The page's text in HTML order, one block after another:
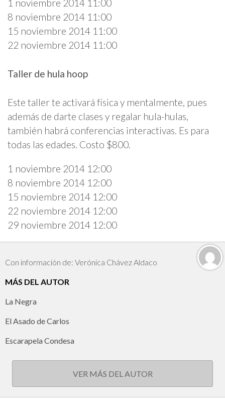
1 noviembre 2014 11:00
8 noviembre 2014 11:00
15 noviembre 2014 11:00
22 noviembre 2014 11:00
Taller de hula hoop
Este taller te activará física y mentalmente, pues
además de darte clases y regalar hula-hulas,
también habrá conferencias interactivas. Es para
todas las edades. Costo $800.
1 noviembre 2014 12:00
8 noviembre 2014 12:00
15 noviembre 2014 12:00
22 noviembre 2014 12:00
29 noviembre 2014 12:00
Con información de: Verónica Chávez Aldaco
MÁS DEL AUTOR
La Negra
El Asado de Carlos
Escarapela Condesa
VER MÁS DEL AUTOR